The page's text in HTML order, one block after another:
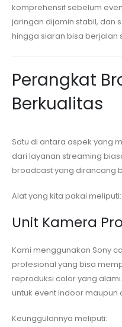
komprehensif sebelum
jaringan dijamin stabil, dan
hingga siaran bisa berjalan
Perangkat
Berkualitas
Satu di antara aspek yang
dari layanan streaming
broadcast yang dirancang
Alat yang kita pakai meliputi:
Unit Kamera
Kami menggunakan Sony
profesional yang bisa
reproduksi color yang
untuk event indoor maupun
Keunggulannya meliputi: